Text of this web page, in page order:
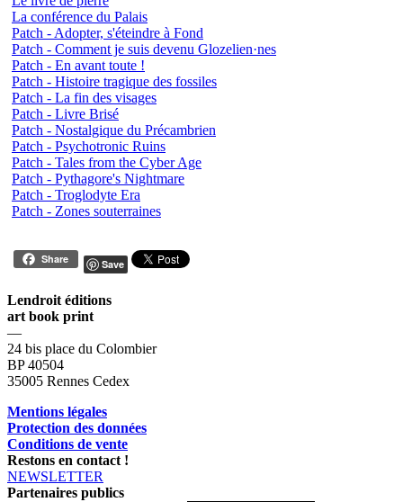
La conférence du Palais
Patch - Adopter, s'éteindre à Fond
Patch - Comment je suis devenu Glozelien·nes
Patch - En avant toute !
Patch - Histoire tragique des fossiles
Patch - La fin des visages
Patch - Livre Brisé
Patch - Nostalgique du Précambrien
Patch - Psychotronic Ruins
Patch - Tales from the Cyber Age
Patch - Pythagore's Nightmare
Patch - Troglodyte Era
Patch - Zones souterraines
Share Save
Lendroit éditions
art book print
—
24 bis place du Colombier
BP 40504
35005 Rennes Cedex
Mentions légales
Protection des données
Conditions de vente
Restons en contact !
NEWSLETTER
Partenaires publics